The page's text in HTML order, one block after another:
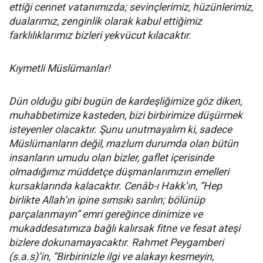
ettiği cennet vatanımızda; sevinçlerimiz, hüzünlerimiz,
dualarımız, zenginlik olarak kabul ettiğimiz
farklılıklarımız bizleri yekvücut kılacaktır.
Kıymetli Müslümanlar!
Dün olduğu gibi bugün de kardeşliğimize göz diken,
muhabbetimize kasteden, bizi birbirimize düşürmek
isteyenler olacaktır. Şunu unutmayalım ki, sadece
Müslümanların değil, mazlum durumda olan bütün
insanların umudu olan bizler, gaflet içerisinde
olmadığımız müddetçe düşmanlarımızın emelleri
kursaklarında kalacaktır. Cenâb-ı Hakk’ın, “Hep
birlikte Allah’ın ipine sımsıkı sarılın; bölünüp
parçalanmayın” emri gereğince dinimize ve
mukaddesatımıza bağlı kalırsak fitne ve fesat ateşi
bizlere dokunamayacaktır. Rahmet Peygamberi
(s.a.s)’in, “Birbirinizle ilgi ve alakayı kesmeyin,